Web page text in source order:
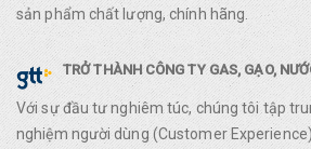
sản phẩm chất lượng, chính hãng.
TRỞ THÀNH CÔNG TY GAS, GẠO,
Với sự đầu tư nghiêm túc, chúng tôi tập
nghiệm người dùng (Customer